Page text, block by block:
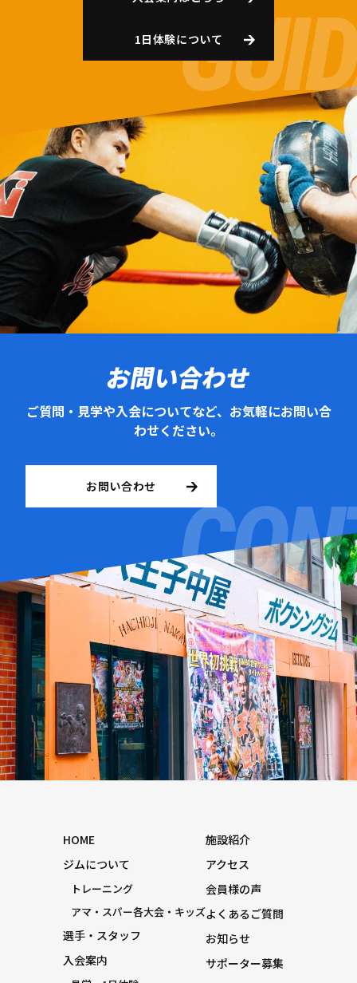
1日体験について
お問い合わせ
ご質問・見学や入会についてなど、お気軽にお問い合
わせください。
お問い合わせ
HOME
ジムについて
トレーニング
アマ・スパー各大会・キッズ
選手・スタッフ
入会案内
施設紹介
アクセス
会員様の声
よくあるご質問
お知らせ
サポーター募集